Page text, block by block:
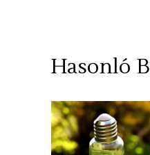
Hasonló